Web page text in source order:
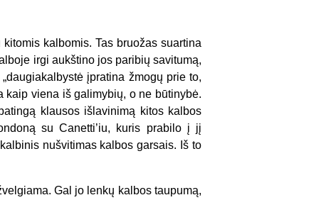
kalbomis. Tas bruožas suartina
irgi aukštino jos paribių savitumą,
įpratina žmogų prie to,
kaip viena iš galimybių, o ne būtinybė.
klausos išlavinimą kitos kalbos
su Canetti’iu, kuris prabilo į jį
nušvitimas kalbos garsais. Iš to
Gal jo lenkų kalbos taupumą,